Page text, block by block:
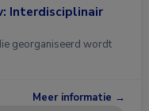
Interdisciplinair
georganiseerd wordt
Meer informatie →